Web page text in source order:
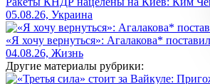
05.08.26, Украина
«Я хочу вернуться»: Агалакова*
04.08.26, Жизнь
Другие материалы рубрики: